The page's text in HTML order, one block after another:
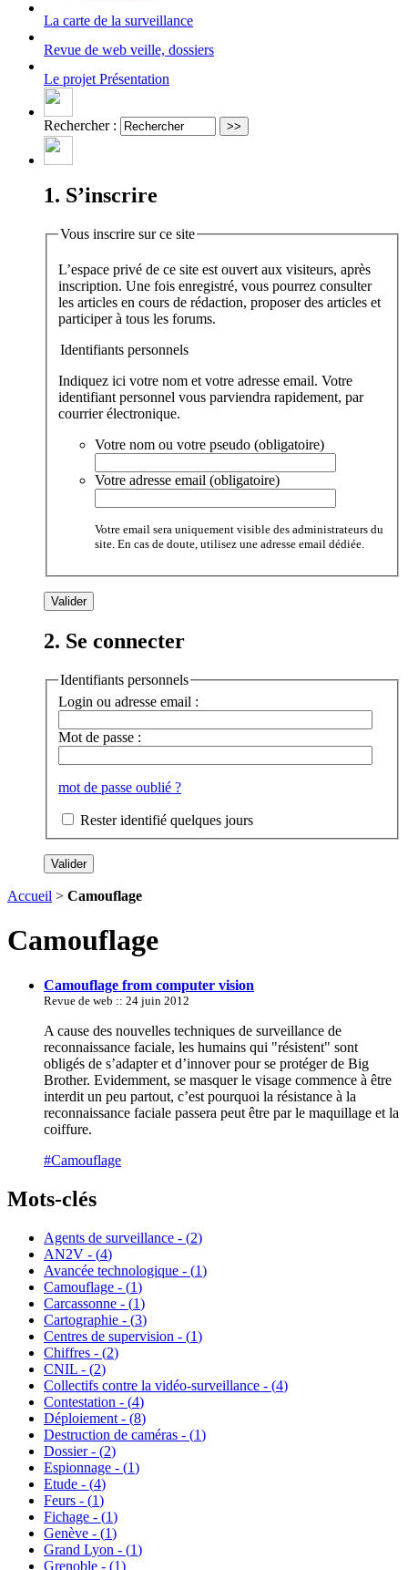
La carte de la surveillance
Revue de web veille, dossiers
Le projet Présentation
Rechercher :
1. S’inscrire
Vous inscrire sur ce site
L’espace privé de ce site est ouvert aux visiteurs, après
inscription. Une fois enregistré, vous pourrez consulter
les articles en cours de rédaction, proposer des articles et
participer à tous les forums.
Identifiants personnels
Indiquez ici votre nom et votre adresse email. Votre
identifiant personnel vous parviendra rapidement, par
courrier électronique.
Votre nom ou votre pseudo (obligatoire)
Votre adresse email (obligatoire)
Votre email sera uniquement visible des administrateurs du
site. En cas de doute, utilisez une adresse email dédiée.
2. Se connecter
Identifiants personnels
Login ou adresse email :
Mot de passe :
mot de passe oublié ?
Rester identifié quelques jours
Accueil > Camouflage
Camouflage
Camouflage from computer vision
Revue de web :: 24 juin 2012
A cause des nouvelles techniques de surveillance de
reconnaissance faciale, les humains qui "résistent" sont
obligés de s’adapter et d’innover pour se protéger de Big
Brother. Evidemment, se masquer le visage commence à être
interdit un peu partout, c’est pourquoi la résistance à la
reconnaissance faciale passera peut être par le maquillage et la
coiffure.
#Camouflage
Mots-clés
Agents de surveillance - (2)
AN2V - (4)
Avancée technologique - (1)
Camouflage - (1)
Carcassonne - (1)
Cartographie - (3)
Centres de supervision - (1)
Chiffres - (2)
CNIL - (2)
Collectifs contre la vidéo-surveillance - (4)
Contestation - (4)
Déploiement - (8)
Destruction de caméras - (1)
Dossier - (2)
Espionnage - (1)
Etude - (4)
Feurs - (1)
Fichage - (1)
Genève - (1)
Grand Lyon - (1)
Grenoble - (1)